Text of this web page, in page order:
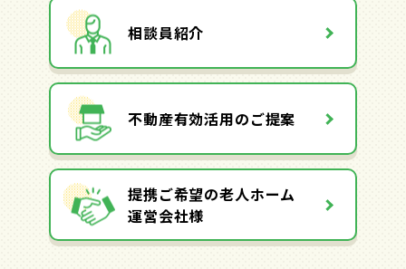
相談員紹介
不動産有効活用のご提案
提携ご希望の老人ホーム
運営会社様